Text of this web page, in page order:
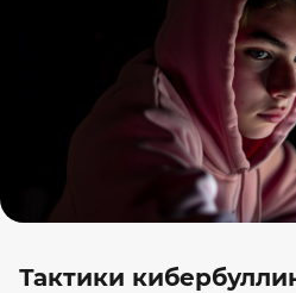
Тактики